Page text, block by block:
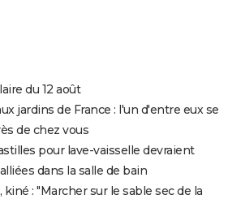
du 12 août
jardins de France : l'un d'entre eux se
de chez vous
pour lave-vaisselle devraient
dans la salle de bain
: "Marcher sur le sable sec de la